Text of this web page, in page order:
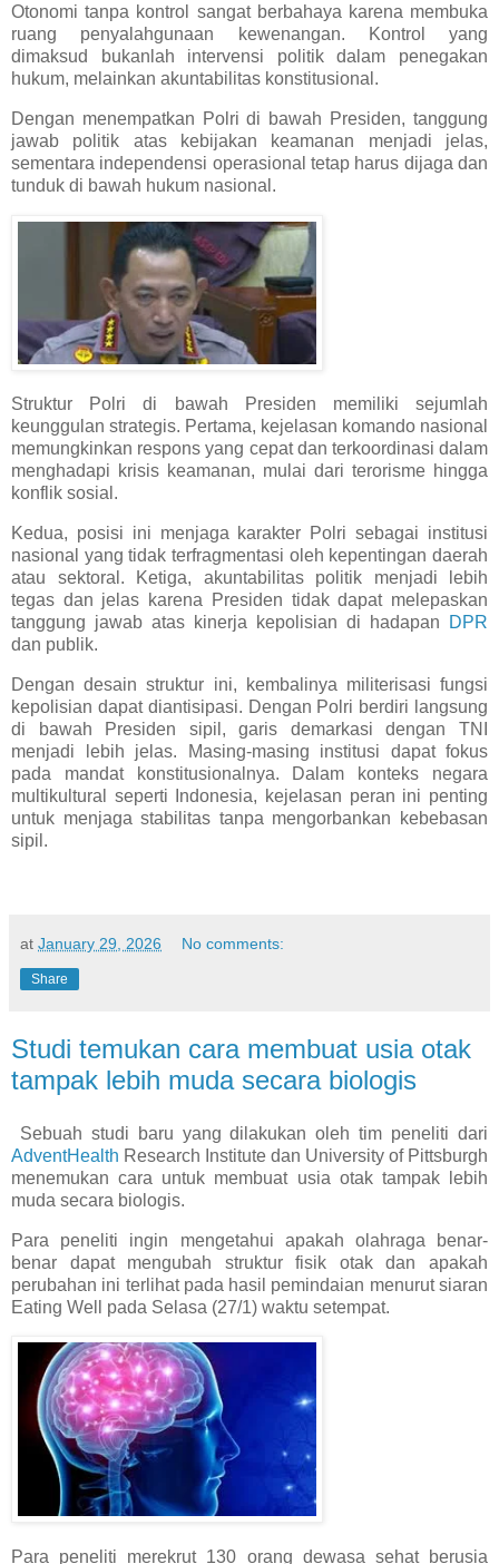
Otonomi tanpa kontrol sangat berbahaya karena membuka
ruang penyalahgunaan kewenangan. Kontrol yang
dimaksud bukanlah intervensi politik dalam penegakan
hukum, melainkan akuntabilitas konstitusional.
Dengan menempatkan Polri di bawah Presiden, tanggung
jawab politik atas kebijakan keamanan menjadi jelas,
sementara independensi operasional tetap harus dijaga dan
tunduk di bawah hukum nasional.
Struktur Polri di bawah Presiden memiliki sejumlah
keunggulan strategis. Pertama, kejelasan komando nasional
memungkinkan respons yang cepat dan terkoordinasi dalam
menghadapi krisis keamanan, mulai dari terorisme hingga
konflik sosial.
Kedua, posisi ini menjaga karakter Polri sebagai institusi
nasional yang tidak terfragmentasi oleh kepentingan daerah
atau sektoral. Ketiga, akuntabilitas politik menjadi lebih
tegas dan jelas karena Presiden tidak dapat melepaskan
tanggung jawab atas kinerja kepolisian di hadapan
DPR
dan publik.
Dengan desain struktur ini, kembalinya militerisasi fungsi
kepolisian dapat diantisipasi. Dengan Polri berdiri langsung
di bawah Presiden sipil, garis demarkasi dengan TNI
menjadi lebih jelas. Masing-masing institusi dapat fokus
pada mandat konstitusionalnya. Dalam konteks negara
multikultural seperti Indonesia, kejelasan peran ini penting
untuk menjaga stabilitas tanpa mengorbankan kebebasan
sipil.
at January 29, 2026 No comments:
Share
Studi temukan cara membuat usia otak
tampak lebih muda secara biologis
Sebuah studi baru yang dilakukan oleh tim peneliti dari
AdventHealth Research Institute dan University of Pittsburgh
menemukan cara untuk membuat usia otak tampak lebih
muda secara biologis.
Para peneliti ingin mengetahui apakah olahraga benar-
benar dapat mengubah struktur fisik otak dan apakah
perubahan ini terlihat pada hasil pemindaian menurut siaran
Eating Well pada Selasa (27/1) waktu setempat.
Para peneliti merekrut 130 orang dewasa sehat berusia